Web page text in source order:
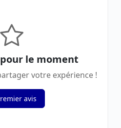
le moment
votre expérience !
avis